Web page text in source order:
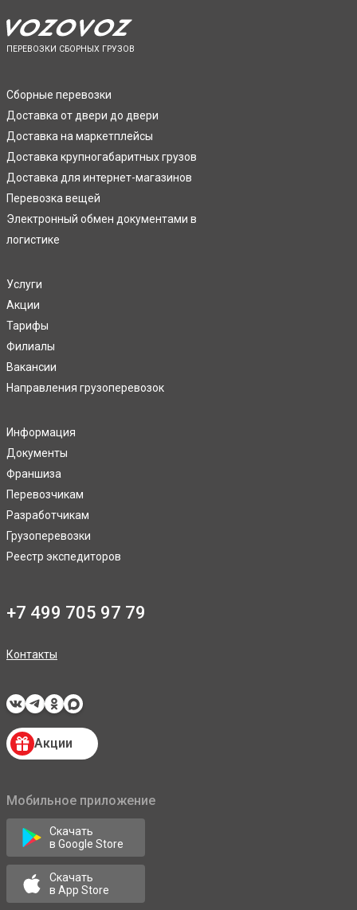
ПЕРЕВОЗКИ СБОРНЫХ ГРУЗОВ
Сборные перевозки
Доставка от двери до двери
Доставка на маркетплейсы
Доставка крупногабаритных грузов
Доставка для интернет-магазинов
Перевозка вещей
Электронный обмен документами в
логистике
Услуги
Акции
Тарифы
Филиалы
Вакансии
Направления грузоперевозок
Информация
Документы
Франшиза
Перевозчикам
Разработчикам
Грузоперевозки
Реестр экспедиторов
+7 499 705 97 79
Контакты
Акции
Мобильное приложение
Скачать
в Google Store
Скачать
в App Store